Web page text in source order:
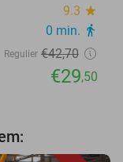
9.3 star
0 min. directions_walk
Regulier €42,70
€29,50